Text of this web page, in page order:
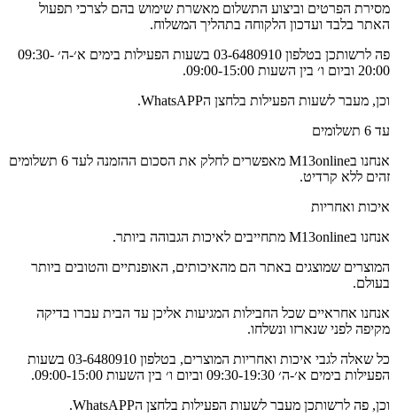
מסירת הפרטים וביצוע התשלום מאשרת שימוש בהם לצרכי תפעול
האתר בלבד ועדכון הלקוחה בתהליך המשלוח.
פה לרשותכן בטלפון 03-6480910 בשעות הפעילות בימים א׳-ה׳ 09:30-
20:00 וביום ו׳ בין השעות 09:00-15:00.
וכן, מעבר לשעות הפעילות בלחצן הWhatsAPP.
עד 6 תשלומים
אנחנו בM13online מאפשרים לחלק את הסכום ההזמנה לעד 6 תשלומים
זהים ללא קרדיט.
איכות ואחריות
אנחנו בM13online מתחייבים לאיכות הגבוהה ביותר.
המוצרים שמוצגים באתר הם מהאיכותים, האופנתיים והטובים ביותר
בעולם.
אנחנו אחראיים שכל החבילות המגיעות אליכן עד הבית עברו בדיקה
מקיפה לפני שנארזו ונשלחו.
כל שאלה לגבי איכות ואחריות המוצרים, בטלפון 03-6480910 בשעות
הפעילות בימים א׳-ה׳ 09:30-19:30 וביום ו׳ בין השעות 09:00-15:00.
וכן, פה לרשותכן מעבר לשעות הפעילות בלחצן הWhatsAPP.